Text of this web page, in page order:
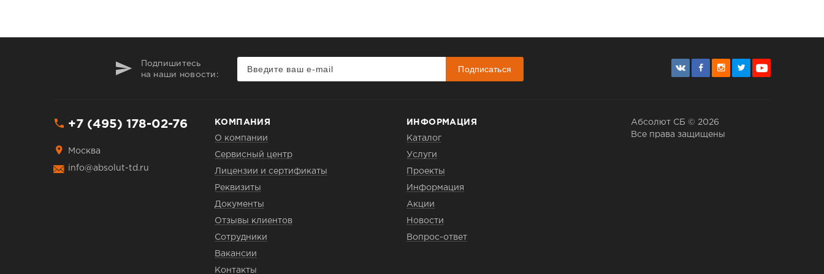
Подпишитесь
на наши новости:
Подписаться
+7 (495) 178-02-76
Москва
info@absolut-td.ru
КОМПАНИЯ
О компании
Сервисный центр
Лицензии и сертификаты
Реквизиты
Документы
Отзывы клиентов
Сотрудники
Вакансии
Контакты
ИНФОРМАЦИЯ
Каталог
Услуги
Проекты
Информация
Акции
Новости
Вопрос-ответ
Абсолют СБ © 2026
Все права защищены